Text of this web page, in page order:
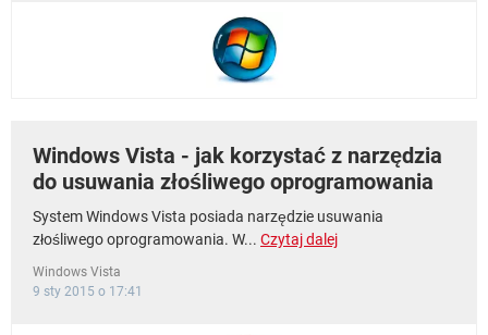
Windows Vista - jak korzystać z narzędzia
do usuwania złośliwego oprogramowania
System Windows Vista posiada narzędzie usuwania
złośliwego oprogramowania. W... Czytaj dalej
Windows Vista
9 sty 2015 o 17:41